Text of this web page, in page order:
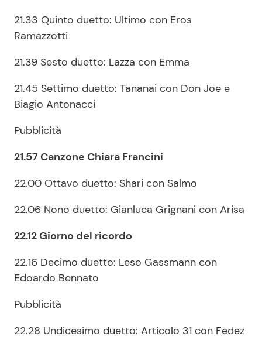
21.33 Quinto duetto: Ultimo con Eros
Ramazzotti
21.39 Sesto duetto: Lazza con Emma
21.45 Settimo duetto: Tananai con Don Joe e
Biagio Antonacci
Pubblicità
21.57 Canzone Chiara Francini
22.00 Ottavo duetto: Shari con Salmo
22.06 Nono duetto: Gianluca Grignani con Arisa
22.12 Giorno del ricordo
22.16 Decimo duetto: Leso Gassmann con
Edoardo Bennato
Pubblicità
22.28 Undicesimo duetto: Articolo 31 con Fedez